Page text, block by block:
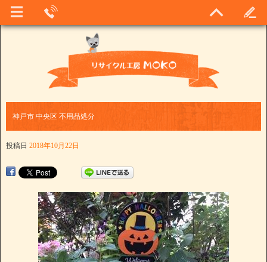
神戸市 中央区 不用品処分
投稿日 2018年10月22日